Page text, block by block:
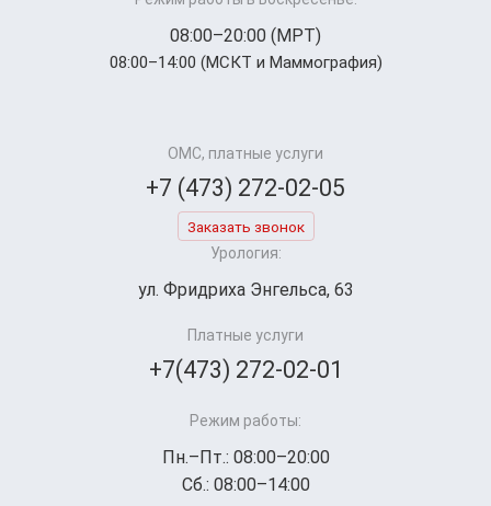
08:00–20:00 (МРТ)
08:00–14:00 (МСКТ и Маммография)
ОМС, платные услуги
+7 (473) 272-02-05
Заказать звонок
Урология:
ул. Фридриха Энгельса, 63
Платные услуги
+7(473) 272-02-01
Режим работы:
Пн.–Пт.: 08:00–20:00
Сб.: 08:00–14:00